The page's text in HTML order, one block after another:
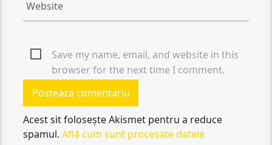
Save my name, email, and website in this
browser for the next time I comment.
Acest sit folosește Akismet pentru a reduce
spamul.Află cum sunt procesate datele